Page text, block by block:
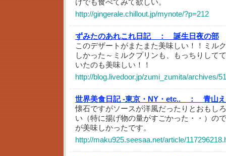
けでも食べてみて欲しい。
http://gingerale.chillout.jp/mynote/?p=212
ずみたのあれこれ日記 ：
誕生日夜の部
このデザートがまたまた美味しい！！ミル
しかった～ミルクプリンも、もっちりして
いたのも美味しい！！
http://blog.livedoor.jp/zumi_zumita/archives/
世界美食日記 -東京・NY・etc.. ：
青山
懐石ですがソースが洋風だったりとおもし
い（特に揚げ物の量がすごかった・・）の
が美味しかったです。
http://maku925.seesaa.net/article/